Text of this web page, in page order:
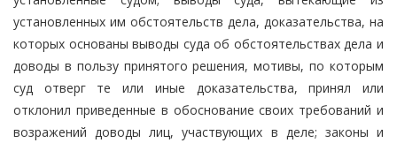
установленных им обстоятельств дела, доказательства, на
которых основаны выводы суда об обстоятельствах дела и
доводы в пользу принятого решения, мотивы, по которым
суд отверг те или иные доказательства, принял или
отклонил приведенные в обоснование своих требований и
возражений доводы лиц, участвующих в деле; законы и